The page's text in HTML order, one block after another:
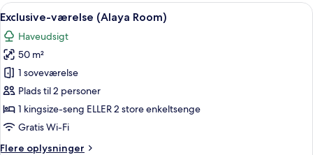
Indlæs
alle
billeder
af
Exclusive-
værelse
(Alaya
Room)
Et hotelværelse med seng,
7
Exclusive-værelse (Alaya Room)
Haveudsigt
50 m²
1 soveværelse
Plads til 2 personer
1 kingsize-seng ELLER 2 store enkeltsenge
Gratis Wi-Fi
Flere oplysninger
Flere